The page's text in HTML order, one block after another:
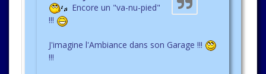
Encore un "va-nu-pied"
!!!
J'imagine l'Ambiance dans son Garage !!!
!!!